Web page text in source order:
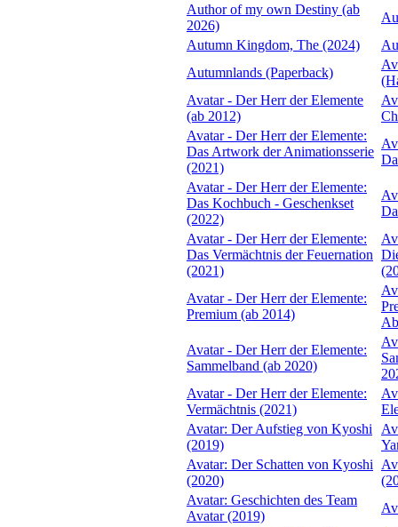
Author of my own Destiny (ab
2026)
Autumn Kingdom, The (2024)
Autumnlands (Paperback)
Avatar - Der Herr der Elemente
(ab 2012)
Avatar - Der Herr der Elemente:
Das Artwork der Animationsserie
(2021)
Avatar - Der Herr der Elemente:
Das Kochbuch - Geschenkset
(2022)
Avatar - Der Herr der Elemente:
Das Vermächtnis der Feuernation
(2021)
Avatar - Der Herr der Elemente:
Premium (ab 2014)
Avatar - Der Herr der Elemente:
Sammelband (ab 2020)
Avatar - Der Herr der Elemente:
Vermächtnis (2021)
Avatar: Der Aufstieg von Kyoshi
(2019)
Avatar: Der Schatten von Kyoshi
(2020)
Avatar: Geschichten des Team
Avatar (2019)